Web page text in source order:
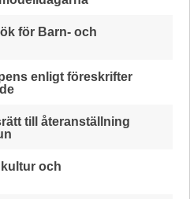
för Barn- och
enligt föreskrifter
till återanställning
och